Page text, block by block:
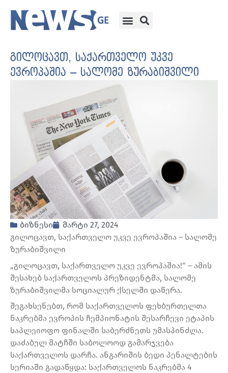
გილოცავთ, საქართველო უკვე
ევროპაშია – სალომე ზურაბიშვილი
ბიზნესი
მარტი 27, 2024
გილოცავთ, საქართველო უკვე ევროპაშია – სალომე
ზურაბიშვილი
„გილოცავთ, საქართველო უკვე ევროპაშია!“ – ამის
შესახებ საქართველოს პრეზიდენტმა, სალომე
ზურაბიშვილმა სოციალურ ქსელში დაწერა.
შეგახსენებთ, რომ საქართველოს ფეხბურთელთა
ნაკრებმა ევროპის ჩემპიონატის შესარჩევი ეტაპის
საპლეიოფო ფინალში საბერძნეთს უმასპინძლა.
დაძაბულ მატჩში საბოლოოდ გამარჯვება
საქართველოს დარჩა. ანგარიშის ბედი პენალტების
სერიაში გადაწყდა: საქართველოს ნაკრებმა 4